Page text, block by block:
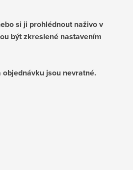
si ji prohlédnout naživo v
být zkreslené nastavením
jsou nevratné.